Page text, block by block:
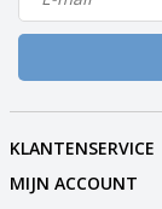
KLANTENSERVICE
MIJN ACCOUNT